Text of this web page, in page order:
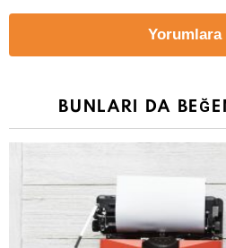
Yorumlara
BUNLARI DA